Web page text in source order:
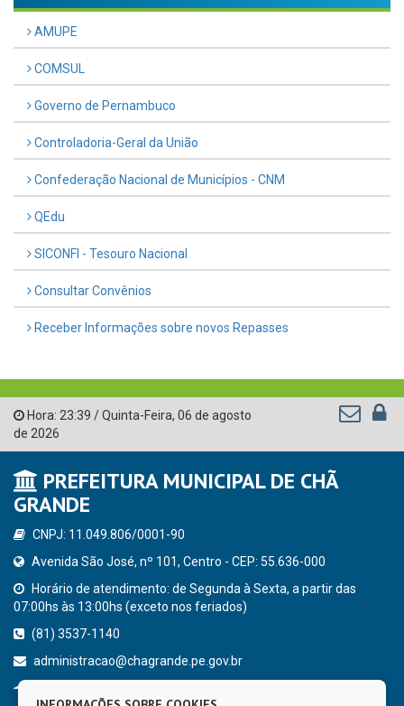
AMUPE
COMSUL
Governo de Pernambuco
Controladoria-Geral da União
Confederação Nacional de Municípios - CNM
QEdu
SICONFI - Tesouro Nacional
Consultar Convênios
Receber Informações sobre novos Repasses
Hora: 23:39 /Quinta-Feira, 06 de agosto
de 2026
PREFEITURA MUNICIPAL DE CHÃ
GRANDE
CNPJ: 11.049.806/0001-90
Avenida São José, nº 101, Centro - CEP: 55.636-000
Horário de atendimento: de Segunda à Sexta, a partir das
07:00hs às 13:00hs (exceto nos feriados)
(81) 3537-1140
administracao@chagrande.pe.gov.br